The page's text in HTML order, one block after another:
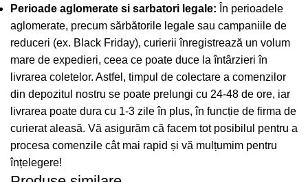
Perioade aglomerate si sarbatori legale: În perioadele
aglomerate, precum sărbătorile legale sau campaniile de
reduceri (ex. Black Friday), curierii înregistrează un volum
mare de expedieri, ceea ce poate duce la întârzieri în
livrarea coletelor. Astfel, timpul de colectare a comenzilor
din depozitul nostru se poate prelungi cu 24-48 de ore, iar
livrarea poate dura cu 1-3 zile în plus, în funcție de firma de
curierat aleasă. Vă asigurăm că facem tot posibilul pentru a
procesa comenzile cât mai rapid și vă mulțumim pentru
înțelegere!